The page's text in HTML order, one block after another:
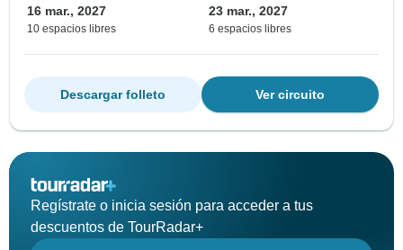
16 mar., 2027
10 espacios libres
23 mar., 2027
6 espacios libres
Ver circuito
Descargar folleto
Regístrate o inicia sesión para acceder a tus
descuentos de TourRadar+